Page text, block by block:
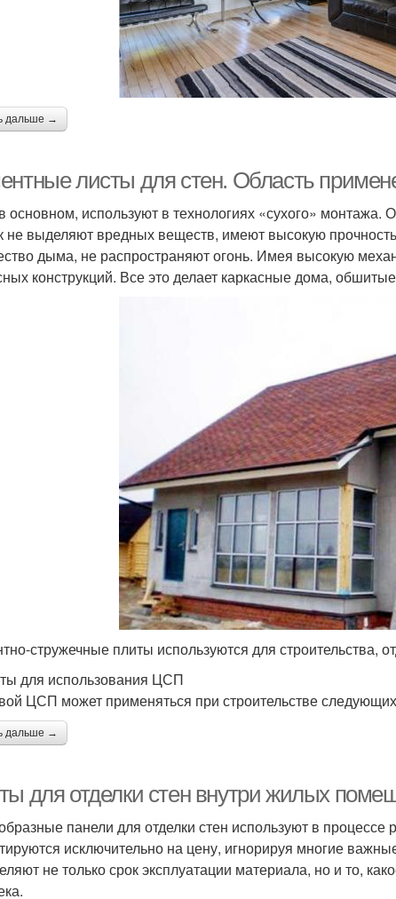
дальше →
листы для стен. Область
используют в технологиях «сухого» монтажа.
не выделяют вредных веществ, имеют высокую
дыма, не распространяют огонь. Имея высокую
конструкций. Все это делает каркасные дома,
стружечные плиты используются для строительства,
для использования ЦСП
ЦСП может применяться при строительстве
дальше →
для отделки стен внутри жилых
панели для отделки стен используют в
исключительно на цену, игнорируя многие
не только срок эксплуатации материала, но и то,